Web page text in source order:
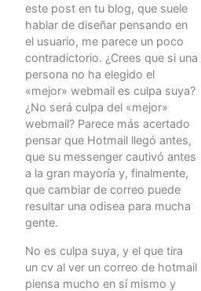
este post en tu blog, que suele
hablar de diseñar pensando en
el usuario, me parece un poco
contradictorio. ¿Crees que si una
persona no ha elegido el
«mejor» webmail es culpa suya?
¿No será culpa del «mejor»
webmail? Parece más acertado
pensar que Hotmail llegó antes,
que su messenger cautivó antes
a la gran mayoría y, finalmente,
que cambiar de correo puede
resultar una odisea para mucha
gente.
No es culpa suya, y el que tira
un cv al ver un correo de hotmail
piensa mucho en sí mismo y